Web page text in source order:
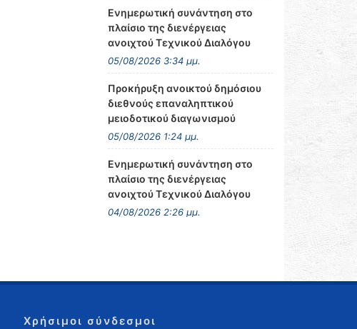
Ενημερωτική συνάντηση στο
πλαίσιο της διενέργειας
ανοιχτού Τεχνικού Διαλόγου
05/08/2026 3:34 μμ.
Προκήρυξη ανοικτού δημόσιου
διεθνούς επαναληπτικού
μειοδοτικού διαγωνισμού
05/08/2026 1:24 μμ.
Ενημερωτική συνάντηση στο
πλαίσιο της διενέργειας
ανοιχτού Τεχνικού Διαλόγου
04/08/2026 2:26 μμ.
Χρήσιμοι σύνδεσμοι